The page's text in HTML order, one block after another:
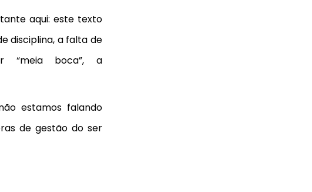
aqui: este texto
disciplina, a falta de
“meia boca”, a
estamos falando
de gestão do ser